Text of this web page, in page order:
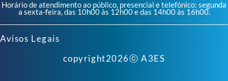
Horário de atendimento ao público, presencial e telefónico: segunda
a sexta-feira, das 10h00 às 12h00 e das 14h00 às 16h00.
Avisos Legais
copyright2026ⓒ A3ES